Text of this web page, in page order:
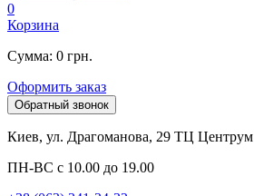
0
Корзина
Сумма: 0 грн.
Оформить заказ
Обратный звонок
Киев, ул. Драгоманова, 29 ТЦ Центрум
ПН-ВС с 10.00 до 19.00